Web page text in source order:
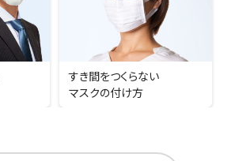
すき間をつくらない
マスクの付け方